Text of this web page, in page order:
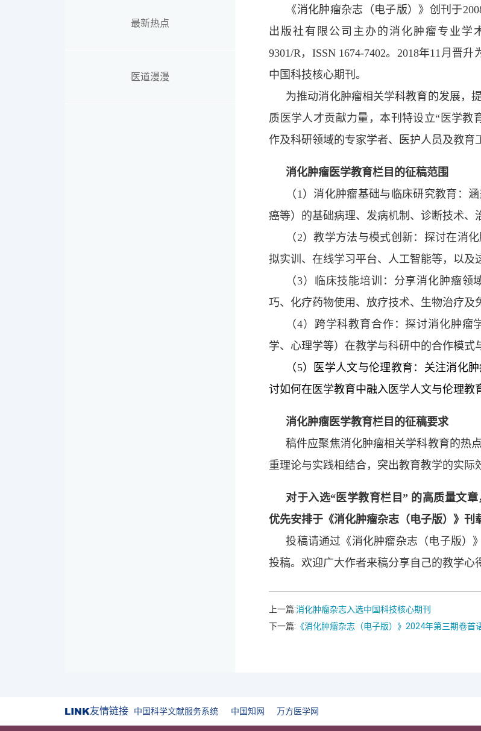
最新热点
医道漫漫
《消化肿瘤杂志（电子版）》创刊于
出版社有限公司主办的消化肿瘤专业学
9301/R， ISSN 1674-7402。 2018年11月晋升
中国科技核心期刊。
为推动消化肿瘤相关学科教育的发展，
质医学人才贡献力量，本刊特设立“医学教
作及科研领域的专家学者、医护人员及教育
消化肿瘤医学教育栏目的征稿范围
（ 1）消化肿瘤基础与临床研究教育：
癌等）的基础病理、发病机制、诊断技术、
（2）教学方法与模式创新：探讨在消
拟实训、在线学习平台、人工智能等，以及
（3）临床技能培训：分享消化肿瘤领
巧、化疗药物使用、放疗技术、生物治疗及
（4）跨学科教育合作：探讨消化肿瘤
学、心理学等）在教学与科研中的合作模式
（ 5）医学人文与伦理教育：关注消化
讨如何在医学教育中融入医学人文与伦理教
消化肿瘤医学教育栏目的征稿要求
稿件应聚焦消化肿瘤相关学科教育的热
重理论与实践相结合，突出教育教学的实际
对于入选“医学教育栏目” 的高质量文
优先安排于《消化肿瘤杂志（电子版）》刊
投稿请通过《消化肿瘤杂志（电子版）
投稿。欢迎广大作者来稿分享自己的教学心
上一篇:消化肿瘤杂志入选中国科技核心期刊
下一篇: 《消化肿瘤杂志（电子版）》2024年第三期卷首
友情链接 中国科学文献服务系统 中国知网 万方医学网